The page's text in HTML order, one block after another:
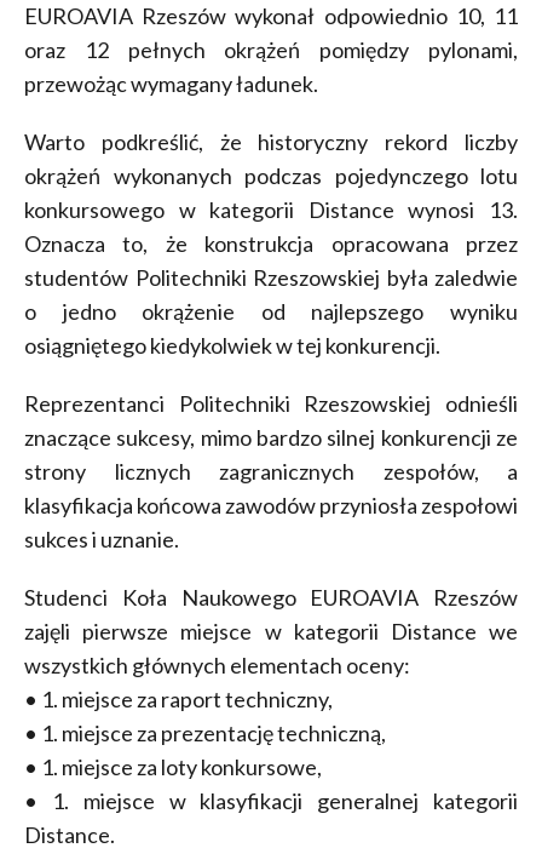
EUROAVIA Rzeszów wykonał odpowiednio 10, 11
oraz 12 pełnych okrążeń pomiędzy pylonami,
przewożąc wymagany ładunek.
Warto podkreślić, że historyczny rekord liczby
okrążeń wykonanych podczas pojedynczego lotu
konkursowego w kategorii Distance wynosi 13.
Oznacza to, że konstrukcja opracowana przez
studentów Politechniki Rzeszowskiej była zaledwie
o jedno okrążenie od najlepszego wyniku
osiągniętego kiedykolwiek w tej konkurencji.
Reprezentanci Politechniki Rzeszowskiej odnieśli
znaczące sukcesy, mimo bardzo silnej konkurencji ze
strony licznych zagranicznych zespołów, a
klasyfikacja końcowa zawodów przyniosła zespołowi
sukces i uznanie.
Studenci Koła Naukowego EUROAVIA Rzeszów
zajęli pierwsze miejsce w kategorii Distance we
wszystkich głównych elementach oceny:
• 1. miejsce za raport techniczny,
• 1. miejsce za prezentację techniczną,
• 1. miejsce za loty konkursowe,
• 1. miejsce w klasyfikacji generalnej kategorii
Distance.